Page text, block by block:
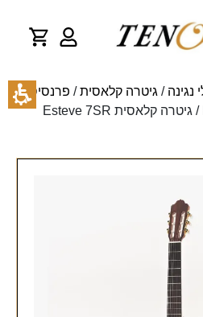
נגינה / גיטרה קלאסית/ פרנסיסקו
/ גיטרה קלאסית Esteve 7SR